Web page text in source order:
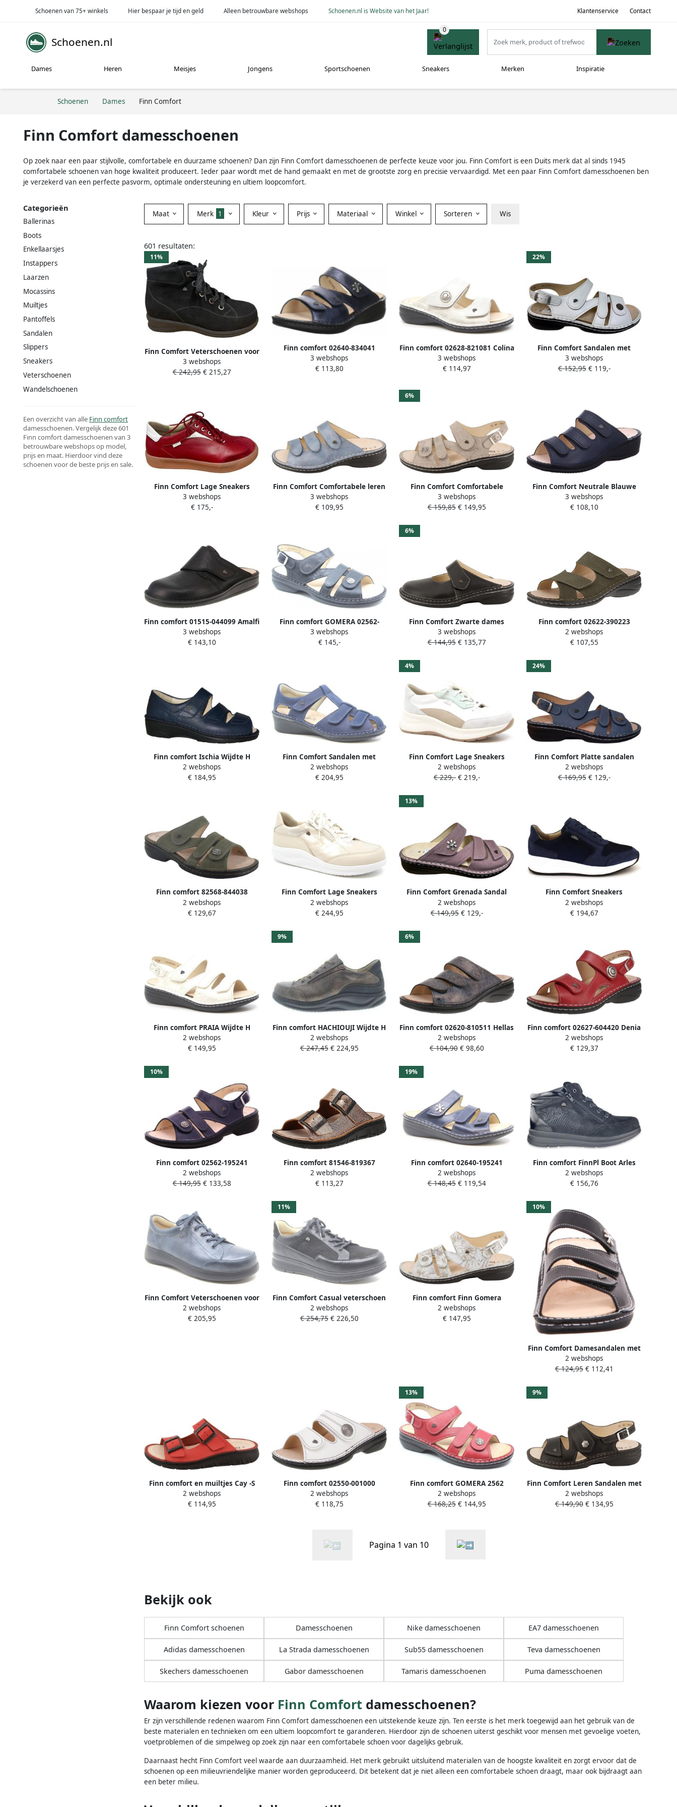
Schoenen van 75+ winkels Hier bespaar je tijd en geld Alleen betrouwbare webshops Schoenen.nl is Website van het Jaar! Klantenservice Contact
Schoenen.nl
Dames Heren Meisjes Jongens Sportschoenen Sneakers Merken Inspiratie
Schoenen Dames Finn Comfort
Finn Comfort damesschoenen
Op zoek naar een paar stijlvolle, comfortabele en duurzame schoenen? Dan zijn Finn Comfort damesschoenen de perfecte keuze voor jou. Finn Comfort is een Duits merk dat al sinds 1945
comfortabele schoenen van hoge kwaliteit produceert. Ieder paar wordt met de hand gemaakt en met de grootste zorg en precisie vervaardigd. Met een paar Finn Comfort damesschoenen ben
je verzekerd van een perfecte pasvorm, optimale ondersteuning en ultiem loopcomfort.
Categorieën
Ballerinas
Boots
Enkellaarsjes
Instappers
Laarzen
Mocassins
Muiltjes
Pantoffels
Sandalen
Slippers
Sneakers
Veterschoenen
Wandelschoenen
Een overzicht van alle Finn comfort
damesschoenen. Vergelijk deze 601
Finn comfort damesschoenen van 3
betrouwbare webshops op model,
prijs en maat. Hierdoor vind deze
schoenen voor de beste prijs en sale.
Maat Merk 1 Kleur Prijs Materiaal Winkel Sorteren Wis
601 resultaten:
11%
Finn Comfort Veterschoenen voor
dames
3 webshops
€ 242,95€ 215,27
Finn comfort 02640-834041
Grenada Damesschoenen
Atlantic
3 webshops
€ 113,80
Finn comfort 02628-821081 Colina
Damesschoenen Taupe
3 webshops
€ 114,97
22%
Finn Comfort Sandalen met
sleehak
3 webshops
€ 152,95€ 119,-
Finn Comfort Lage Sneakers
Interlagos Pomodore Weiss Nube
Clio
3 webshops
€ 175,-
Finn Comfort Comfortabele leren
sandaal met sleehak
3 webshops
€ 109,95
6%
Finn Comfort Comfortabele
sandaal van nubuckleer
3 webshops
€ 159,85€ 149,95
Finn Comfort Neutrale Blauwe
Nappa Sandaal
3 webshops
€ 108,10
Finn comfort 01515-044099 Amalfi
open schoenen Zwart
3 webshops
€ 143,10
Finn comfort GOMERA 02562-
345099 Zwarte dames sandaal
wijdte H
3 webshops
€ 145,-
6%
Finn Comfort Zwarte dames
mocassins comfortabele stijl
3 webshops
€ 144,95€ 135,77
Finn comfort 02622-390223
Melrose Damespantoffels
Olijfgroen
2 webshops
€ 107,55
Finn comfort Ischia Wijdte H
Blauw
2 webshops
€ 184,95
Finn Comfort Sandalen met
sleehak Funen
2 webshops
€ 204,95
4%
Finn Comfort Lage Sneakers
03620903123
2 webshops
€ 229,-€ 219,-
24%
Finn Comfort Platte sandalen
Gomera
2 webshops
€ 169,95€ 129,-
Finn comfort 82568-844038
Ventura-S Damesschoenen Varen
2 webshops
€ 129,67
Finn Comfort Lage Sneakers
Otaru
2 webshops
€ 244,95
13%
Finn Comfort Grenada Sandal
2 webshops
€ 149,95€ 129,-
Finn Comfort Sneakers
2 webshops
€ 194,67
Finn comfort PRAIA Wijdte H
2 webshops
€ 149,95
9%
Finn comfort HACHIOUJI Wijdte H
2 webshops
€ 247,45€ 224,95
6%
Finn comfort 02620-810511 Hellas
Damesschoenen Platina
2 webshops
€ 104,90€ 98,60
Finn comfort 02627-604420 Denia
Damessandalen Pomodore
2 webshops
€ 129,37
10%
Finn comfort 02562-195241
Gomera Damessandaal Blauw
2 webshops
€ 149,95€ 133,58
Finn comfort 81546-819367
Cayman-S Damesschoenen Koper
2 webshops
€ 113,27
19%
Finn comfort 02640-195241
Grenada Damesschoenen Blauw
2 webshops
€ 148,45€ 119,54
Finn comfort FinnPl Boot Arles
Black
2 webshops
€ 156,76
Finn Comfort Veterschoenen voor
dames
2 webshops
€ 205,95
11%
Finn Comfort Casual veterschoen
voor dames
2 webshops
€ 254,75€ 226,50
Finn comfort Finn Gomera
savanna off whiite sand Kleur Off
white)
2 webshops
€ 147,95
10%
Finn Comfort Damesandalen met
eenvoudige sluiting
2 webshops
€ 124,95€ 112,41
Finn comfort en muiltjes Cay -S
2 webshops
€ 114,95
Finn comfort 02550-001000
Sansibar Damesschoenen Wit
2 webshops
€ 118,75
13%
Finn comfort GOMERA 2562
423147 Rode dames sandaal
wijdte H met een uitneembaar
2 webshops
€ 168,25€ 144,95
9%
Finn Comfort Leren Sandalen met
Verstelbare Sluiting
2 webshops
€ 149,90€ 134,95
Pagina 1 van 10
Bekijk ook
Finn Comfort schoenen Damesschoenen Nike damesschoenen EA7 damesschoenen
Adidas damesschoenen La Strada damesschoenen Sub55 damesschoenen Teva damesschoenen
Skechers damesschoenen Gabor damesschoenen Tamaris damesschoenen Puma damesschoenen
Waarom kiezen voor Finn Comfort damesschoenen?
Er zijn verschillende redenen waarom Finn Comfort damesschoenen een uitstekende keuze zijn. Ten eerste is het merk toegewijd aan het gebruik van de
beste materialen en technieken om een ultiem loopcomfort te garanderen. Hierdoor zijn de schoenen uiterst geschikt voor mensen met gevoelige voeten,
voetproblemen of die simpelweg op zoek zijn naar een comfortabele schoen voor dagelijks gebruik.
Daarnaast hecht Finn Comfort veel waarde aan duurzaamheid. Het merk gebruikt uitsluitend materialen van de hoogste kwaliteit en zorgt ervoor dat de
schoenen op een milieuvriendelijke manier worden geproduceerd. Dit betekent dat je niet alleen een comfortabele schoen draagt, maar ook bijdraagt aan
een beter milieu.